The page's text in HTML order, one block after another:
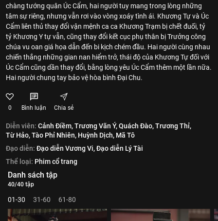
chàng tướng quân Úc Cẩm, hai người tuy mang trong lòng những
tâm sự riêng, nhưng vẫn rơi vào vòng xoáy tình ái. Khương Tự và Úc
Cẩm liên thủ thay đổi vận mệnh ca ca Khương Trạm bị chết đuối, tỷ
tỷ Khương Y tự vẫn, cũng thay đổi kết cục phụ thân bị Trưởng công
chúa vu oan giá họa dẫn đến bi kịch chém đầu. Hai người cùng nhau
chiến thắng những gian nan hiểm trở, thái độ của Khương Tự đối với
Úc Cẩm cũng dần thay đổi, bằng lòng yêu Úc Cẩm thêm một lần nữa.
Hai người chung tay bảo vệ hòa bình Đại Chu.
0 Bình luận Chia sẻ
Diễn viên: Cảnh Điềm,Trương Vãn Ý,Quách Đào,Trương Thỉ,
Từ Hảo,Tào Phỉ Nhiên, Huỳnh Dịch, Mã Tô
Đạo diễn: Đạo diễn Vương Vi,Đạo diễn Lý Tài
Thể loại: Phim cổ trang
Danh sách tập
40/40 tập
01-30 31-60 61-80